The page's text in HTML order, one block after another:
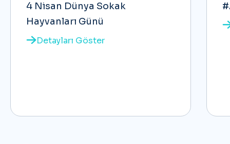
4 Nisan Dünya Sokak
Hayvanları Günü
Detayları Göster